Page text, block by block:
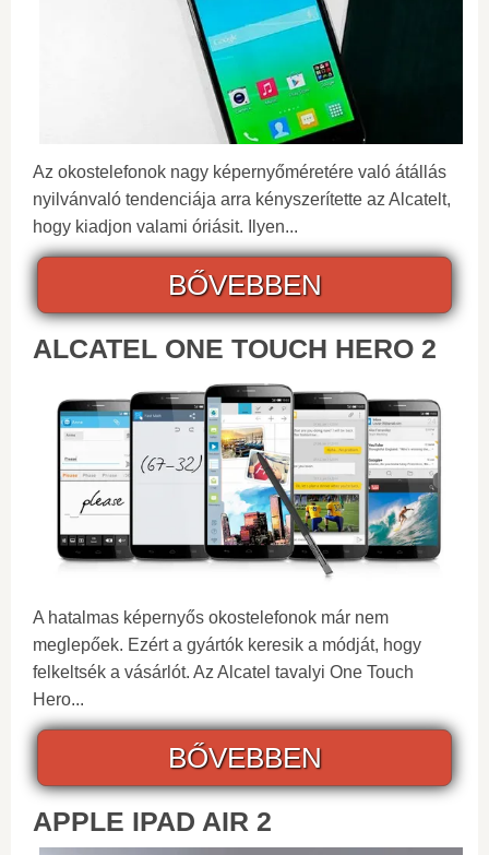
Az okostelefonok nagy képernyőméretére való átállás
nyilvánvaló tendenciája arra kényszerítette az Alcatelt,
hogy kiadjon valami óriásit. Ilyen...
BŐVEBBEN
ALCATEL ONE TOUCH HERO 2
A hatalmas képernyős okostelefonok már nem
meglepőek. Ezért a gyártók keresik a módját, hogy
felkeltsék a vásárlót. Az Alcatel tavalyi One Touch
Hero...
BŐVEBBEN
APPLE IPAD AIR 2